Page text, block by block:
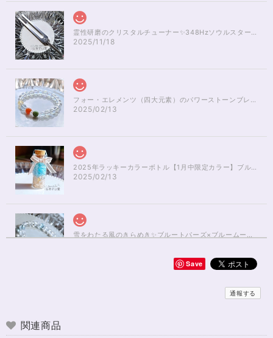
霊性研磨のクリスタルチューナー✨348Hzソウルスターチャクラのヒーリング
2025/11/18
フォー・エレメンツ（四大元素）のパワーストーンブレスレット✨レインボーオーラ16cm
2025/02/13
2025年ラッキーカラーボトル【1月中限定カラー】ブルーアパタイト×ルチルクォーツさざれ石
2025/02/13
雪をわたる風のきらめき✨ブルートパーズ×ブルームーンストーンブレスレット17cm
ョンが上がりました！ ラッピングも可愛く、梱包もすごく丁寧で袋を開け
るのが 勿体無いくらいでした！ おまけで付いてきたさざれも可愛くて綺麗
うございました！ また機会があったら利用したいと思います。 この度は本
Save
通報する
関連商品